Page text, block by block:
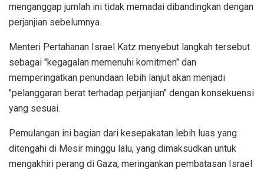
menganggap jumlah ini tidak memadai dibandingkan dengan
perjanjian sebelumnya.
Menteri Pertahanan Israel Katz menyebut langkah tersebut
sebagai "kegagalan memenuhi komitmen" dan
memperingatkan penundaan lebih lanjut akan menjadi
"pelanggaran berat terhadap perjanjian" dengan konsekuensi
yang sesuai.
Pemulangan ini bagian dari kesepakatan lebih luas yang
ditengahi di Mesir minggu lalu, yang dimaksudkan untuk
mengakhiri perang di Gaza, meringankan pembatasan Israel